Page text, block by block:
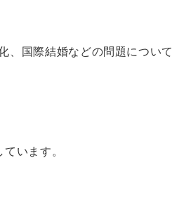
国際結婚などの問題につい
います。